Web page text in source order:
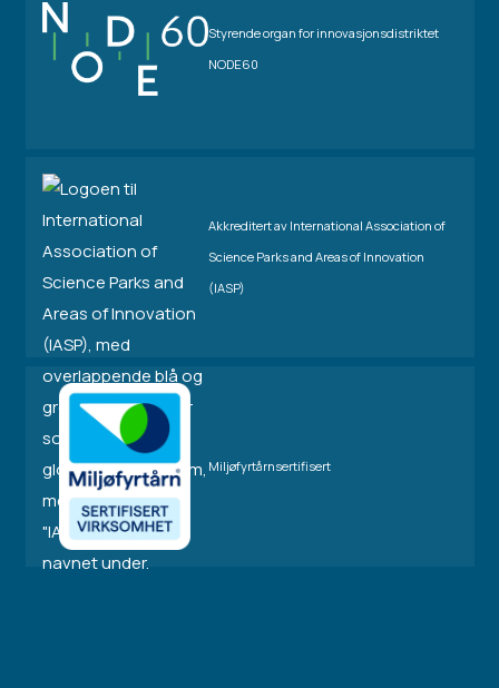
Styrende organ for innovasjonsdistriktet
NODE60
Akkreditert av International Association of
Science Parks and Areas of Innovation
(IASP)
Miljøfyrtårnsertifisert